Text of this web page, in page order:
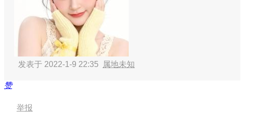
发表于 2022-1-9 22:35 属地未知
赞
举报